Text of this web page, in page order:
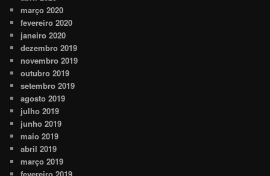
março 2020
fevereiro 2020
janeiro 2020
dezembro 2019
novembro 2019
outubro 2019
setembro 2019
agosto 2019
julho 2019
junho 2019
maio 2019
abril 2019
março 2019